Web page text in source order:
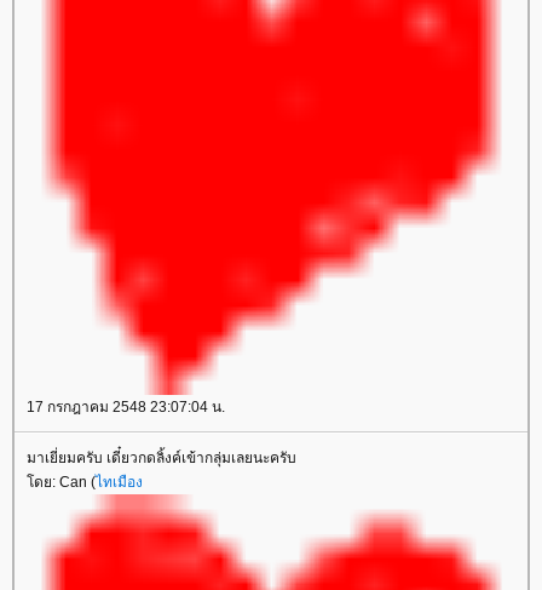
17 กรกฎาคม 2548 23:07:04 น.
มาเยี่ยมครับ เดี๋ยวกดลิ้งค์เข้ากลุ่มเลยนะครับ
ดย: Can (ไทเมือง